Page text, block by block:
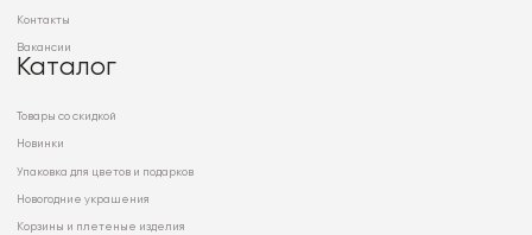
Контакты
Вакансии
Каталог
Товары со скидкой
Новинки
Упаковка для цветов и подарков
Новогодние украшения
Корзины и плетеные изделия